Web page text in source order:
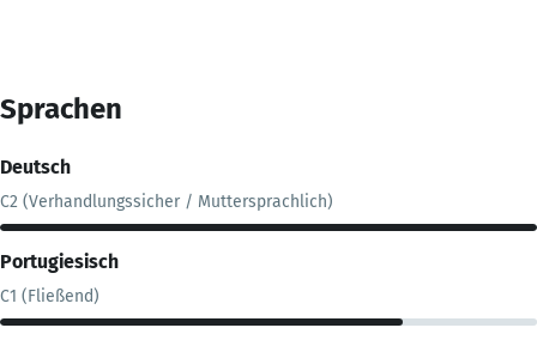
Sprachen
Deutsch
C2 (Verhandlungssicher / Muttersprachlich)
Portugiesisch
C1 (Fließend)